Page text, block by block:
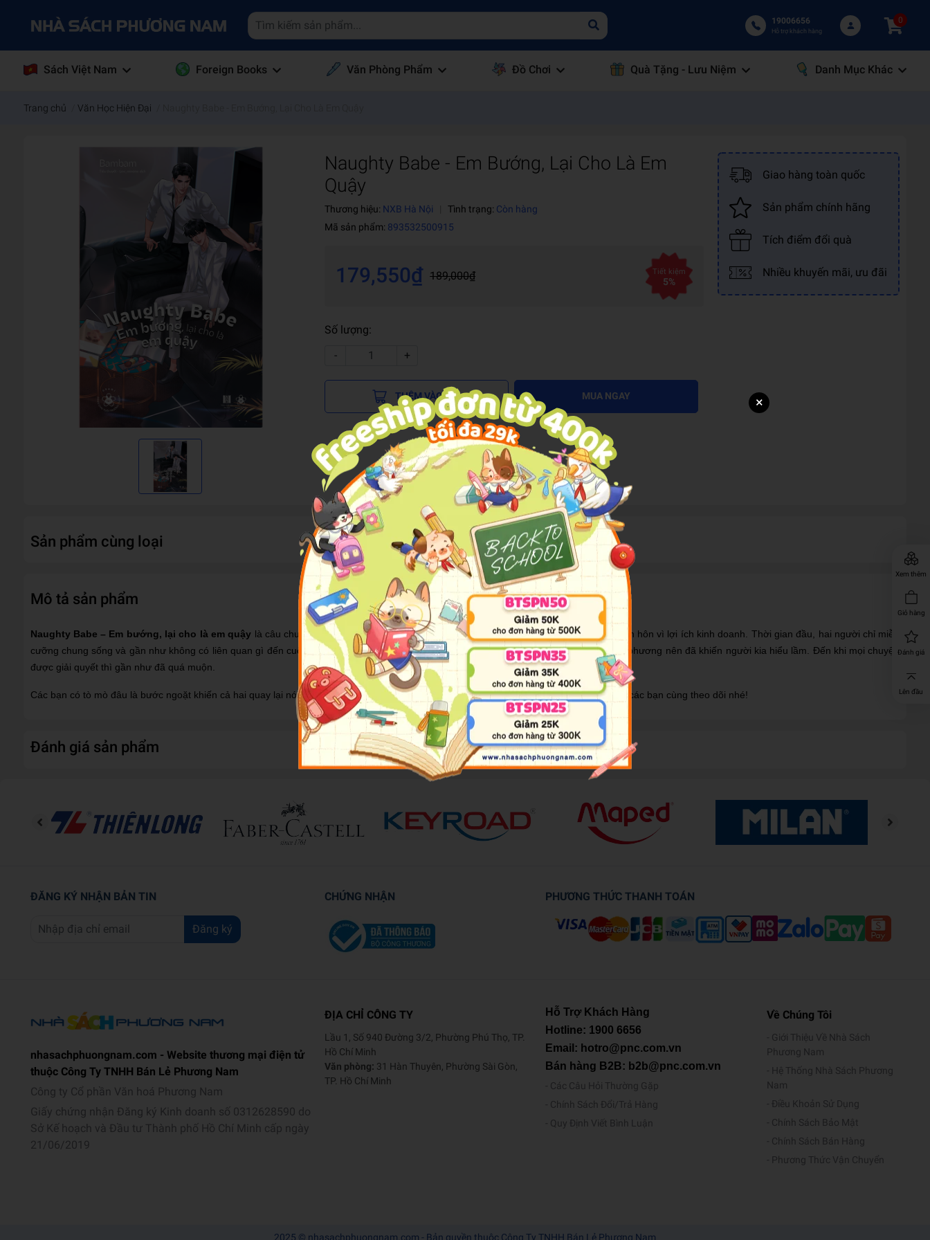
19006656
Hỗ trợ khách hàng
0
Sách Việt Nam Foreign Books Văn Phòng Phẩm Đồ Chơi Quà Tặng - Lưu Niệm Danh Mục Khác
Xem thêm
Giỏ hàng
Đánh giá
Lên đầu
Trang chủ Văn Học Hiện Đại
Naughty Babe - Em Bướng, Lại Cho Là Em
Quậy
Thương hiệu: NXB Hà Nội Tình trạng: Còn hàng
Mã sản phẩm: 893532500915
179,550₫ 189,000₫ Tiết kiệm
5%
Số lượng:
-
+
THÊM VÀO GIỎ MUA NGAY
Giao hàng toàn quốc
Sản phẩm chính hãng
Tích điểm đổi quà
Nhiều khuyến mãi, ưu đãi
Sản phẩm cùng loại
Mô tả sản phẩm
Naughty Babe – Em bướng, lại cho là em quậy là câu chuyện của Phayak Chatdecha Chen và Tacha Wongteerawit. Cả hai bị ép đính hôn vì lợi ích kinh doanh. Thời gian đầu, hai người chỉ miễn
cưỡng chung sống và gần như không có liên quan gì đến cuộc sống của nhau. Cả hai đều không biết lý do cho mọi hành động của đối phương nên đã khiến người kia hiểu lầm. Đến khi mọi chuyện
được giải quyết thì gần như đã quá muộn.
Các bạn có tò mò đâu là bước ngoặt khiến cả hai quay lại nói chuyện với nhau? Và rồi quan hệ của cả hai sẽ kết thúc như thế nào? Mời các bạn cùng theo dõi nhé!
Đánh giá sản phẩm
ĐĂNG KÝ NHẬN BẢN TIN
Đăng ký
CHỨNG NHẬN PHƯƠNG THỨC THANH TOÁN
nhasachphuongnam.com - Website thương mại điện tử
thuộc Công Ty TNHH Bán Lẻ Phương Nam
Công ty Cổ phần Văn hoá Phương Nam
Giấy chứng nhận Đăng ký Kinh doanh số 0312628590 do
Sở Kế hoạch và Đầu tư Thành phố Hồ Chí Minh cấp ngày
21/06/2019
ĐỊA CHỈ CÔNG TY
Lầu 1, Số 940 Đường 3/2, Phường Phú Thọ, TP.
Hồ Chí Minh
Văn phòng: 31 Hàn Thuyên, Phường Sài Gòn,
TP. Hồ Chí Minh
Hỗ Trợ Khách Hàng
Hotline: 1900 6656
Email: hotro@pnc.com.vn
Bán hàng B2B: b2b@pnc.com.vn
Các Câu Hỏi Thường Gặp
Chính Sách Đổi/Trả Hàng
Quy Định Viết Bình Luận
Về Chúng Tôi
Giới Thiệu Về Nhà Sách
Phương Nam
Hệ Thống Nhà Sách Phương
Nam
Điều Khoản Sử Dụng
Chính Sách Bảo Mật
Chính Sách Bán Hàng
Phương Thức Vận Chuyển
2025 © nhasachphuongnam.com - Bản quyền thuộc Công Ty TNHH Bán Lẻ Phương Nam
×